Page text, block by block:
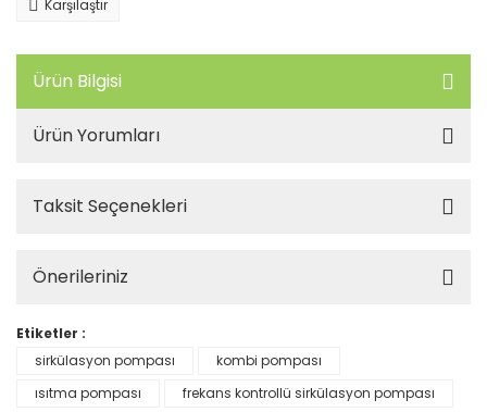
Karşılaştır
Ürün Bilgisi
Ürün Yorumları
Taksit Seçenekleri
Önerileriniz
Etiketler :
sirkülasyon pompası
kombi pompası
ısıtma pompası
frekans kontrollü sirkülasyon pompası